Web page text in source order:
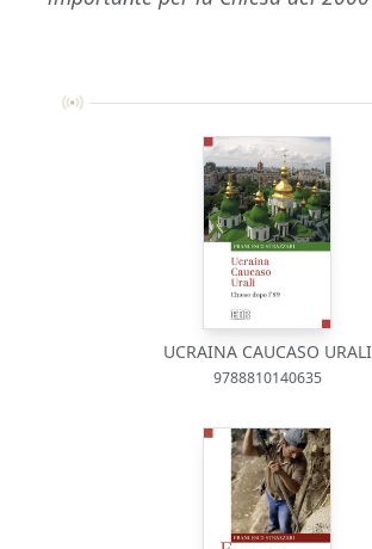
UCRAINA CAUCASO URALI
9788810140635